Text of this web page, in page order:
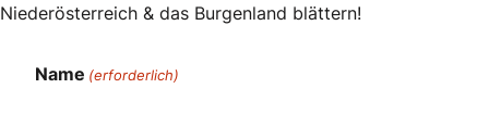
Niederösterreich & das Burgenland blättern!
Name (erforderlich)